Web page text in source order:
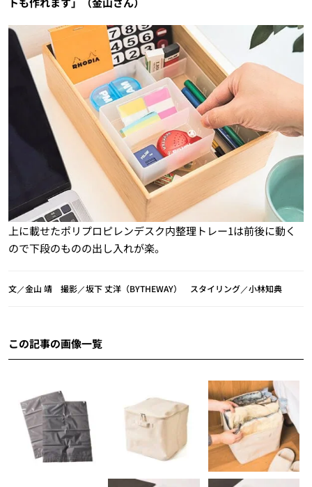
上に載せたポリプロピレンデスク内整理トレー1は前後に動く
ので下段のものの出し入れが楽。
文／金山 靖 撮影／坂下 丈洋（BYTHEWAY） スタイリング／小林知典
この記事の画像一覧